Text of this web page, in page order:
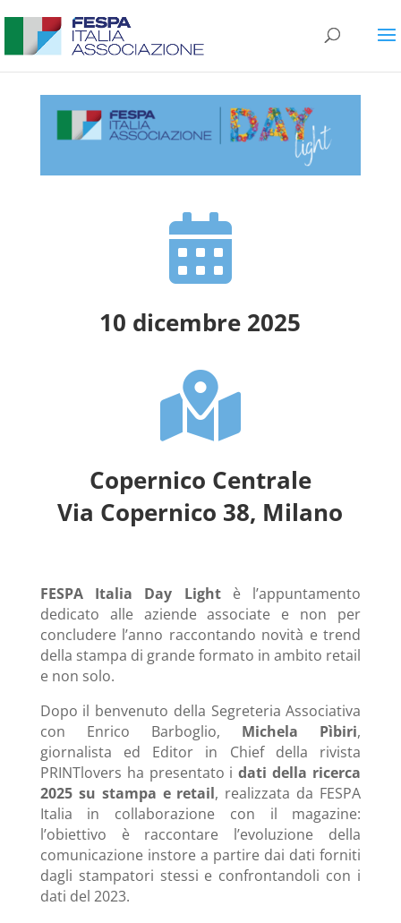

10 dicembre 2025

Copernico Centrale
Via Copernico 38, Milano
FESPA Italia Day Lightè l’appuntamento
dedicato alle aziende associate e non per
concludere l’anno raccontando novità e trend
della stampa di grande formato in ambito retail
e non solo.
Dopo il benvenuto della Segreteria Associativa
con Enrico Barboglio, Michela Pìbiri,
giornalista ed Editor in Chief della rivista
PRINTlovers ha presentato idati della ricerca
2025 su stampa e retail, realizzata da FESPA
Italia in collaborazione con il magazine:
l’obiettivo è raccontare l’evoluzione della
comunicazione instore a partire dai dati forniti
dagli stampatori stessi e confrontandoli con i
dati del 2023.